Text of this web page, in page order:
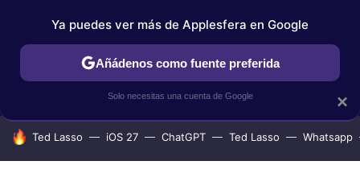
IPHONE TUTORIALES APPLESFERA SELECCIÓN
HOY SE HABLA DE
Ted Lasso iOS 27 ChatGPT Ted Lasso Whatsapp
×
Ya puedes ver más de Applesfera en Google
Añádenos como fuente preferida
Solo necesitas una cuenta de Google